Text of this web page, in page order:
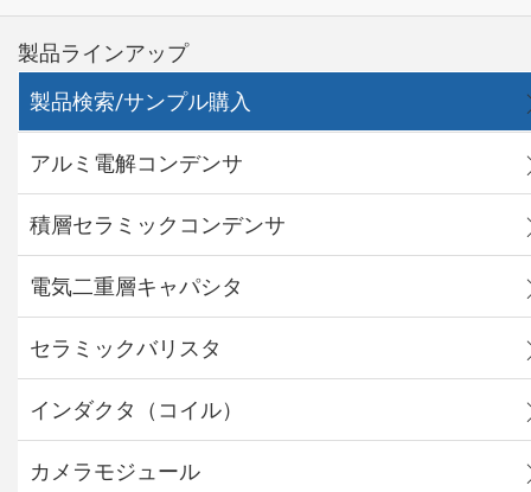
製品ラインアップ
製品検索/サンプル購入
アルミ電解コンデンサ
積層セラミックコンデンサ
電気二重層キャパシタ
セラミックバリスタ
インダクタ（コイル）
カメラモジュール